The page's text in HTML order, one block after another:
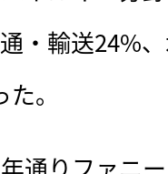
・輸送24%
。
通りファニ